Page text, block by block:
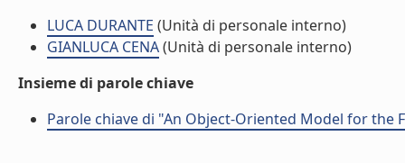
LUCA DURANTE (Unità di personale interno)
GIANLUCA CENA(Unità di personale interno)
Insieme di parole chiave
Parole chiave di "An Object-Oriented Model for the